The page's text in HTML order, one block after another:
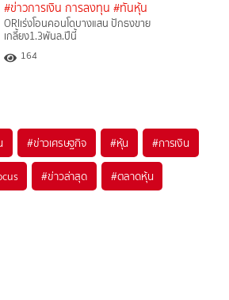
#ข่าวการเงิน การลงทุน #ทันหุ้น
ORIเร่งโอนคอนโดบางแสน ปักธงขาย
เกลี้ยง1.3พันล.ปีนี้
164
#ข่าวเศรษฐกิจ #หุ้น #การเงิน
#ข่าวล่าสุด #ตลาดหุ้น